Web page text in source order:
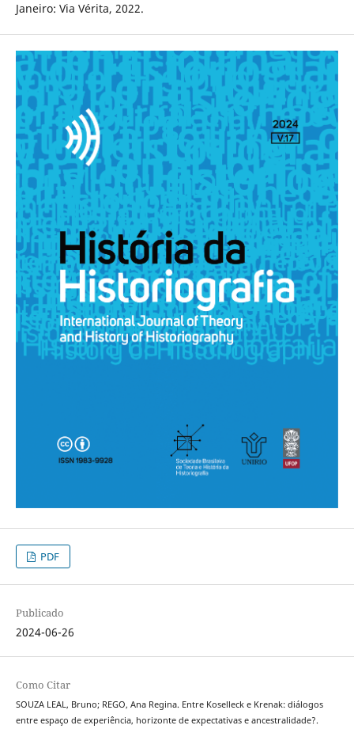
Janeiro: Via Vérita, 2022.
PDF
Publicado
2024-06-26
Como Citar
SOUZA LEAL, Bruno; REGO, Ana Regina. Entre Koselleck e Krenak: diálogos
entre espaço de experiência, horizonte de expectativas e ancestralidade?.